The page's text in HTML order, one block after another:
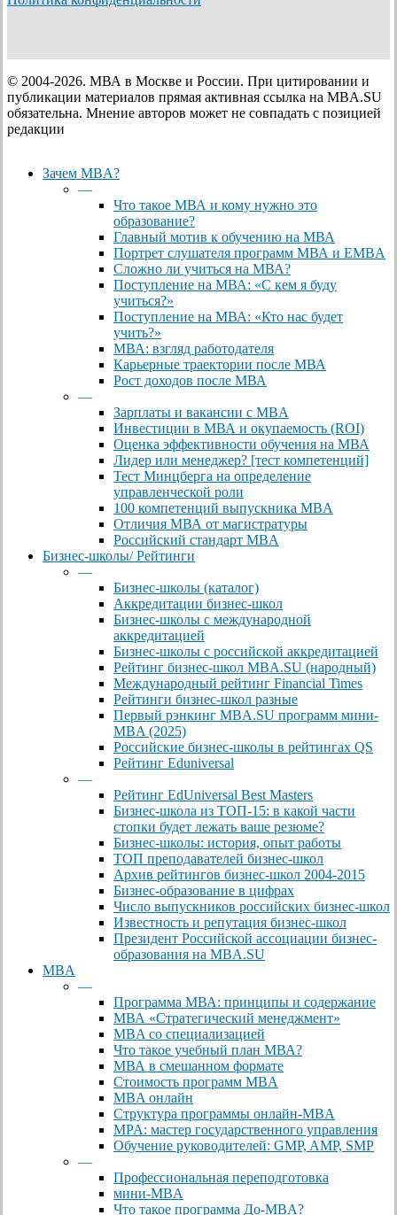
© 2004-2026. МВА в Москве и России. При цитировании и
публикации материалов прямая активная ссылка на MBA.SU
обязательна. Мнение авторов может не совпадать с позицией
редакции
Close
Зачем MBA?
—
Что такое МВА и кому нужно это
образование?
Главный мотив к обучению на МВА
Портрет слушателя программ МВА и EMBA
Сложно ли учиться на МВА?
Поступление на МВА: «С кем я буду
учиться?»
Поступление на МВА: «Кто нас будет
учить?»
МВА: взгляд работодателя
Карьерные траектории после МВА
Рост доходов после МВА
—
Зарплаты и вакансии с MBA
Инвестиции в МВА и окупаемость (ROI)
Оценка эффективности обучения на МВА
Лидер или менеджер? [тест компетенций]
Тест Минцберга на определение
управленческой роли
100 компетенций выпускника MBA
Отличия МВА от магистратуры
Российский стандарт MBA
Бизнес-школы/ Рейтинги
—
Бизнес-школы (каталог)
Аккредитации бизнес-школ
Бизнес-школы с международной
аккредитацией
Бизнес-школы с российской аккредитацией
Рейтинг бизнес-школ MBA.SU (народный)
Международный рейтинг Financial Times
Рейтинги бизнес-школ разные
Первый рэнкинг MBA.SU программ мини-
MBA (2025)
Российские бизнес-школы в рейтингах QS
Рейтинг Eduniversal
—
Рейтинг EdUniversal Best Masters
Бизнес-школа из ТОП-15: в какой части
стопки будет лежать ваше резюме?
Бизнес-школы: история, опыт работы
ТОП преподавателей бизнес-школ
Архив рейтингов бизнес-школ 2004-2015
Бизнес-образование в цифрах
Число выпускников российских бизнес-школ
Известность и репутация бизнес-школ
Президент Российской ассоциации бизнес-
образования на MBA.SU
MBA
—
Программа МВА: принципы и содержание
МВА «Cтратегический менеджмент»
MBA со специализацией
Что такое учебный план МВА?
МВА в смешанном формате
Стоимость программ MBA
MBA онлайн
Cтруктура программы онлайн-MBA
MPA: мастер государственного управления
Обучение руководителей: GMP, AMP, SMP
—
Профессиональная переподготовка
мини-MBA
Что такое программа До-MBA?